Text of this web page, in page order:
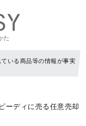
た
いる商品等の情報が事実
ーディに売る任意売却